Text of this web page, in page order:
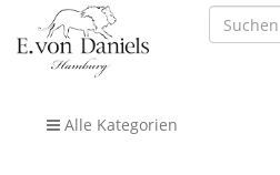
Alle Kategorien